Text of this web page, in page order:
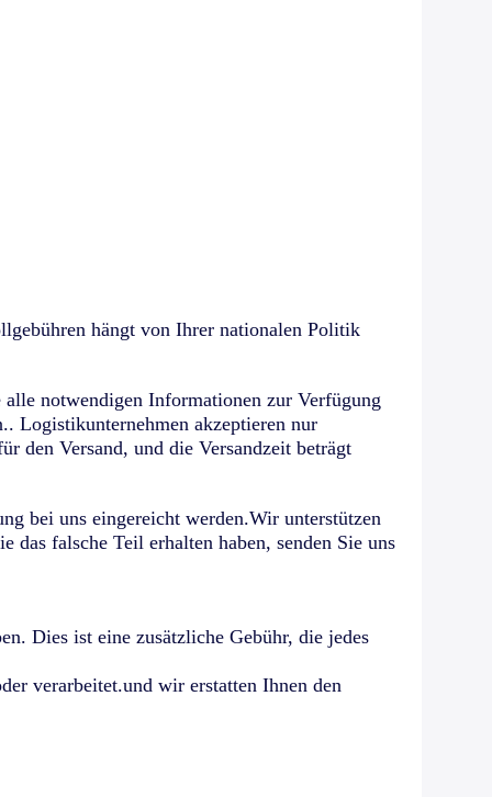
hängt von Ihrer nationalen Politik
notwendigen Informationen zur Verfügung
Logistikunternehmen akzeptieren nur
den Versand, und die Versandzeit beträgt
bei uns eingereicht werden.Wir unterstützen
das falsche Teil erhalten haben, senden Sie uns
Dies ist eine zusätzliche Gebühr, die jedes
verarbeitet.und wir erstatten Ihnen den